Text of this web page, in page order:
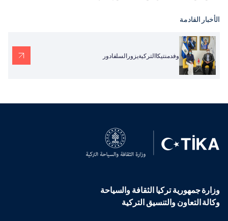
الأخبار القادمة
وفدمنتيكاالتركيةيزورالسلفادور
وزارة جمهورية تركيا الثقافة والسياحة
وكالة التعاون والتنسيق التركية